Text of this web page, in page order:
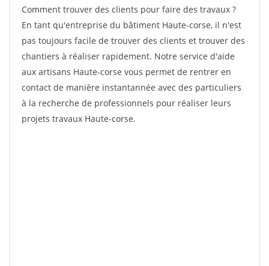
Comment trouver des clients pour faire des travaux ?
En tant qu'entreprise du bâtiment Haute-corse, il n'est
pas toujours facile de trouver des clients et trouver des
chantiers à réaliser rapidement. Notre service d'aide
aux artisans Haute-corse vous permet de rentrer en
contact de manière instantannée avec des particuliers
à la recherche de professionnels pour réaliser leurs
projets travaux Haute-corse.